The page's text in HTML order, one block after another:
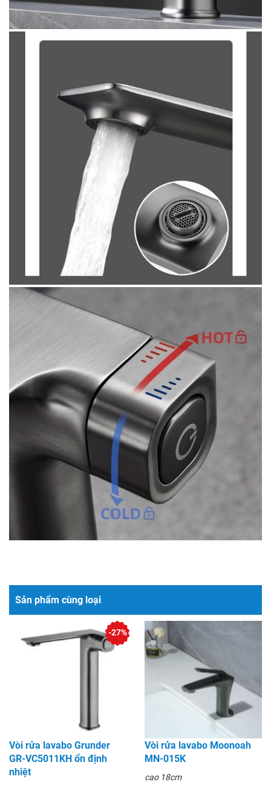
Sản phẩm cùng loại
Vòi rửa lavabo Grunder
GR-VC5011KH ổn định
nhiệt
-27%
Vòi rửa lavabo Moonoah
MN-015K
cao 18cm